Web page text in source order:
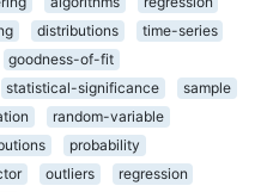
distributions
time-series
goodness-of-fit
statistical-significance
sample
random-variable
probability
outliers
regression